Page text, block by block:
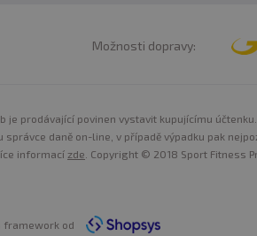
kreatinu, se často neobjevují
Možnosti dopravy:
je prodávající povinen vystavit kupujícímu účtenku.
daně on-line, v případě výpadku pak
informací zde . Copyright © 2018 Sport Fitness
framework od